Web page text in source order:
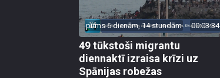
pirms 6 dienām, 14 stundām 00:03:34
49 tūkstoši migrantu
diennaktī izraisa krīzi uz
Spānijas robežas